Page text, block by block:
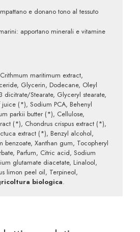
e donano tono al tessuto
apportano minerali e vitamine
maritimum extract,
Glycerin, Dodecane, Oleyl
dicitrate/Stearate, Glyceryl stearate,
(*), Sodium PCA, Behenyl
parkii butter (*), Cellulose,
(*), Chondrus crispus extract (*),
extract (*), Benzyl alcohol,
benzoate, Xanthan gum, Tocopheryl
Parfum, Citric acid, Sodium
glutamate diacetate, Linalool,
limon peel oil, Terpineol,
biologica.